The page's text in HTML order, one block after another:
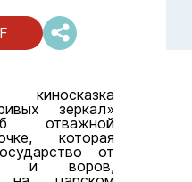
зеркал»
отважной
которая
от
и воров,